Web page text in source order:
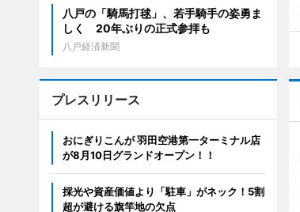
八戸の「騎馬打毬」、若手騎手の姿勇ま
しく 20年ぶりの正式参拝も
八戸経済新聞
プレスリリース
おにぎりこんが 羽田空港第一ターミナル店
が8月10日グランドオープン！！
採光や資産価値より「駐車」がネック！5割
超が避ける旗竿地の欠点